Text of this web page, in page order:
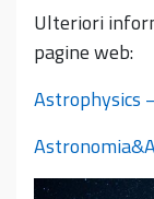
Ulteriori
pagine web:
Astrophysics